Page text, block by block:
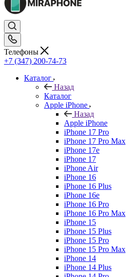
Телефоны
+7 (347) 200-74-73
Каталог
Назад
Каталог
Apple iPhone
Назад
Apple iPhone
iPhone 17 Pro
iPhone 17 Pro Max
iPhone 17e
iPhone 17
iPhone Air
iPhone 16
iPhone 16 Plus
iPhone 16e
iPhone 16 Pro
iPhone 16 Pro Max
iPhone 15
iPhone 15 Plus
iPhone 15 Pro
iPhone 15 Pro Max
iPhone 14
iPhone 14 Plus